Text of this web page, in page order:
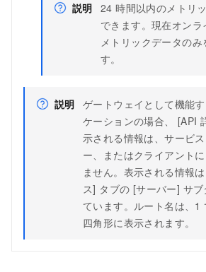
説明 24 時間以内のメトリ
できます。現在オン
メトリックデータのみ
す。
説明 ゲートウェイとして機能
ケーションの場合、 [API
示される情報は、サービ
ー、またはクライアント
ません。表示される情報
ス] タブの [サーバー] サ
ています。ルート名は、1
四角形に表示されます。